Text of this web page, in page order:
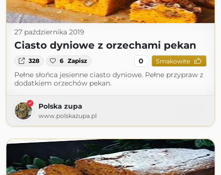
27 października 2019
Ciasto dyniowe z orzechami pekan
328 6 Zapisz 0 Smakowite
Pełne słońca jesienne ciasto dyniowe. Pełne przypraw z
dodatkiem orzechów pekan.
Polska zupa
www.polskazupa.pl